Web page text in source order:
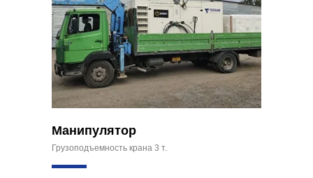
Манипулятор
Грузоподъемность крана 3 т.